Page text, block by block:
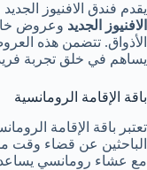
يقدم فندق الافنيوز
الافنيوز الجديد وعروض
الأذواق. تتضمن هذه
يساهم في خلق تجربة
باقة الإقامة الرومانسية
تعتبر باقة الإقامة
الباحثين عن قضاء وقت
مع عشاء رومانسي